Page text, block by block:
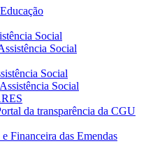
Social
Social
Social
Social
da transparência da CGU
Financeira das Emendas